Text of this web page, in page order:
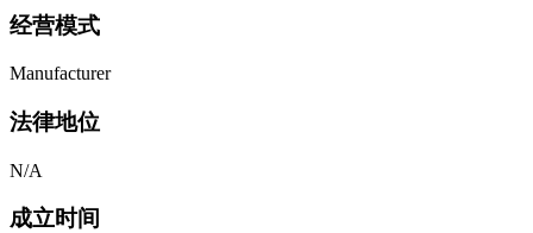
经营模式
Manufacturer
法律地位
N/A
成立时间